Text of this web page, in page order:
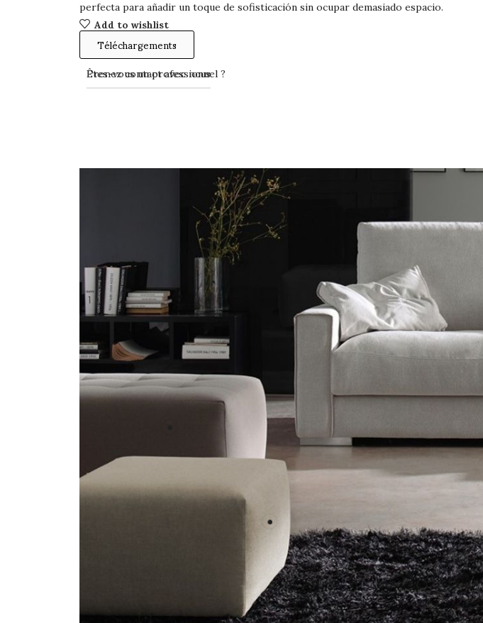
perfecta para añadir un toque de sofisticación sin ocupar demasiado espacio.
Add to wishlist
Téléchargements
Êtes-vous un professionnel ?
Prenez contact avec nous